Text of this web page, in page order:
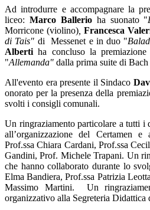
Ad introdurre e accompagnare la
liceo: Marco Ballerioha suonato "
Morricone (violino), Francesca
di Tais" di Messenet e in duo "
Alberti ha concluso la
"Allemanda" dalla prima suite di Bach
All'evento era presente il Sindaco
onorato per la presenza della
svolti i consigli comunali.
Un ringraziamento particolare a tutti i
all’organizzazione del Certamen
Prof.ssa Chiara Cardani, Prof.ssa
Gandini, Prof. Michele Trapani. Un
che hanno collaborato durante lo
Elma Bandiera, Prof.ssa Patrizia
Massimo Martini. Un
organizzativo alla Segreteria